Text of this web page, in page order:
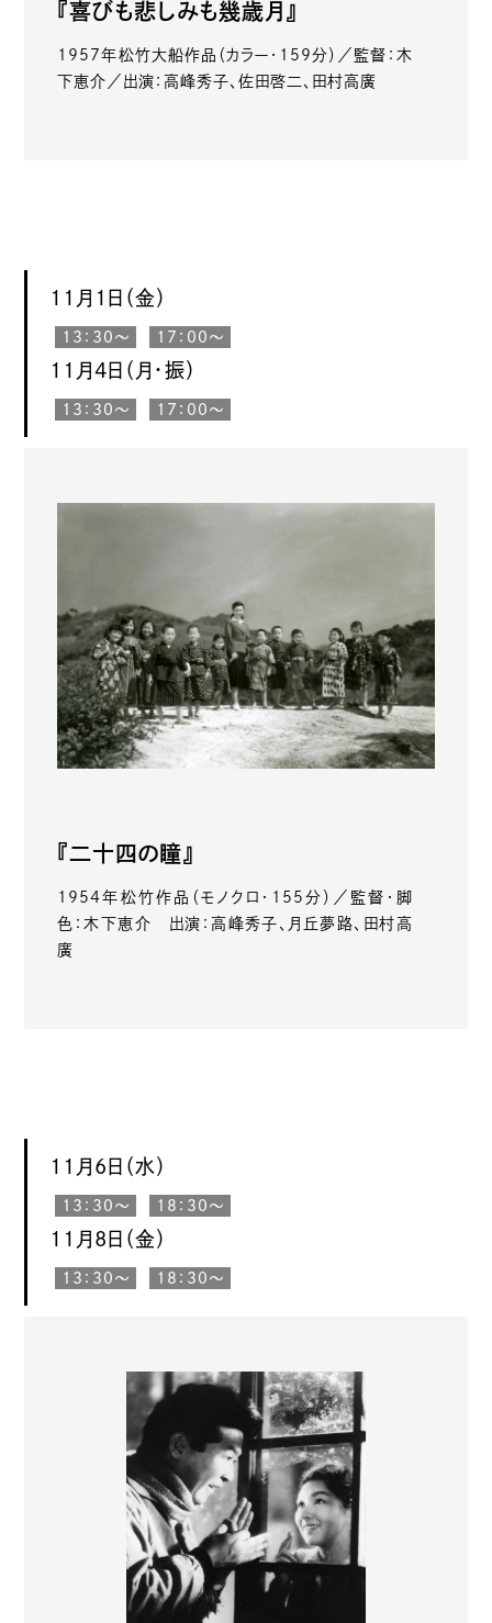
『喜びも悲しみも幾歳月』
1957年松竹大船作品（カラー・159分）／監督：木
下恵介／出演：高峰秀子、佐田啓二、田村高廣
11月1日（金）
13：30〜 17：00〜
11月4日（月・振）
13：30〜 17：00〜
『二十四の瞳』
1954年松竹作品（モノクロ・155分）／監督・脚
色：木下恵介 出演：高峰秀子、月丘夢路、田村高
廣
11月6日（水）
13：30〜 18：30〜
11月8日（金）
13：30〜 18：30〜